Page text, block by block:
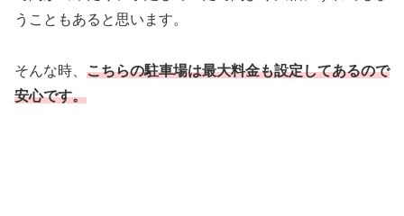
うこともあると思います。
そんな時、 こちらの駐車場は最大料金も設定してあるので
安心です。